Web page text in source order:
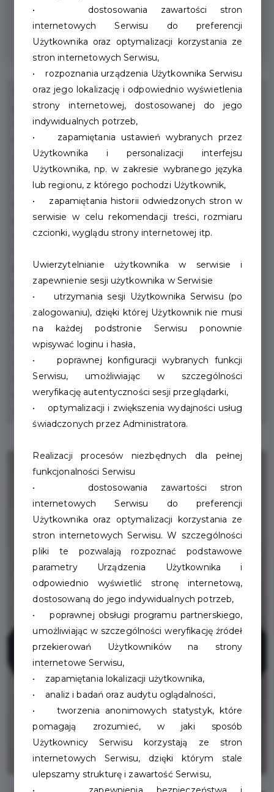
Zniżka na wszystkie usługi - Pakiet
Mieszkańca
Studio Urody Miracle Paulina Wajda to miejsce gdzie
panuje spokój i harmonia a marzenia o pięknym
wyglądzie i dobrym samopoczuciu stają się
rzeczywistością. Kompleksowe usługi i ich szeroki
wachlarz!!! W Studio Urody Miracle zadbamy oczywiście
o włosy, ich kolor cięcie, oraz kondycję. Keratynowe
wygładzanie, trwałe prostowanie, sauna, a może
luksusowy zabieg Moroccanoil odpowiednio dobrany dla
potrzeb włosów klientek. U nas można zaoszczędzić
swój czas wykonując w tym samym miejscu pielęgnacje
profesjonalna stylizacja włosów, makijaż okolicznościowy
i ślubny.. Ekskluzywne zabiegi na twarz szyję i dekolt z
relaksacyjnym masażem, Posiadamy również szeroką
game produktów sprzedażowych takich jak Goldwell,
Moroccanoil, Mediderma, Golden Rose są to jedne z
najlepszych światowych marek, uwielbiane przez
celebrytki oraz wykorzystywane na najważniejszych
światowych eventach przez najlepszych stylistów i
wizażystów.. . A to jeszcze nie koniec, chcemy by te
miejsce rozwijało się tak samo jak dotychczas!
• dostosowania zawartości stron
internetowych Serwisu do preferencji
Użytkownika oraz optymalizacji korzystania ze
stron internetowych Serwisu,
• rozpoznania urządzenia Użytkownika Serwisu
oraz jego lokalizację i odpowiednio wyświetlenia
strony internetowej, dostosowanej do jego
indywidualnych potrzeb,
• zapamiętania ustawień wybranych przez
Użytkownika i personalizacji interfejsu
Użytkownika, np. w zakresie wybranego języka
lub regionu, z którego pochodzi Użytkownik,
• zapamiętania historii odwiedzonych stron w
serwisie w celu rekomendacji treści, rozmiaru
czcionki, wyglądu strony internetowej itp.
Uwierzytelnianie użytkownika w serwisie i
zapewnienie sesji użytkownika w Serwisie
• utrzymania sesji Użytkownika Serwisu (po
zalogowaniu), dzięki której Użytkownik nie musi
na każdej podstronie Serwisu ponownie
wpisywać loginu i hasła,
• poprawnej konfiguracji wybranych funkcji
Serwisu, umożliwiając w szczególności
weryfikację autentyczności sesji przeglądarki,
• optymalizacji i zwiększenia wydajności usług
świadczonych przez Administratora.
Realizacji procesów niezbędnych dla pełnej
funkcjonalności Serwisu
• dostosowania zawartości stron
internetowych Serwisu do preferencji
Użytkownika oraz optymalizacji korzystania ze
stron internetowych Serwisu. W szczególności
pliki te pozwalają rozpoznać podstawowe
parametry Urządzenia Użytkownika i
odpowiednio wyświetlić stronę internetową,
dostosowaną do jego indywidualnych potrzeb,
• poprawnej obsługi programu partnerskiego,
umożliwiając w szczególności weryfikację źródeł
przekierowań Użytkowników na strony
internetowe Serwisu,
• zapamiętania lokalizacji użytkownika,
• analiz i badań oraz audytu oglądalności,
• tworzenia anonimowych statystyk, które
pomagają zrozumieć, w jaki sposób
Użytkownicy Serwisu korzystają ze stron
internetowych Serwisu, dzięki którym stale
ulepszamy strukturę i zawartość Serwisu,